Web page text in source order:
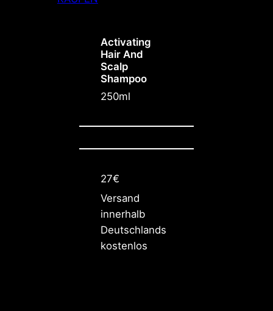
Activating
Hair And
Scalp
Shampoo
250ml
27€
Versand
innerhalb
Deutschlands
kostenlos